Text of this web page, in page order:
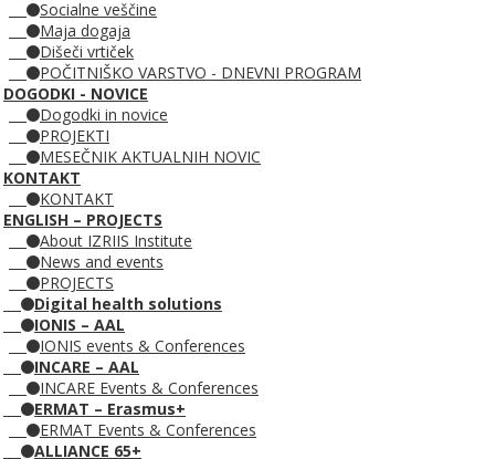
Socialne veščine
Maja dogaja
Dišeči vrtiček
POČITNIŠKO VARSTVO - DNEVNI PROGRAM
DOGODKI - NOVICE
Dogodki in novice
PROJEKTI
MESEČNIK AKTUALNIH NOVIC
KONTAKT
KONTAKT
ENGLISH – PROJECTS
About IZRIIS Institute
News and events
PROJECTS
Digital health solutions
IONIS – AAL
IONIS events & Conferences
INCARE – AAL
INCARE Events & Conferences
ERMAT – Erasmus+
ERMAT Events & Conferences
ALLIANCE 65+